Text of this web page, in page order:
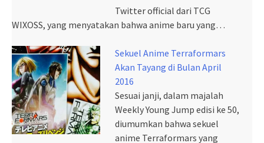
Twitter official dari TCG
WIXOSS, yang menyatakan bahwa anime baru yang…
Sekuel Anime Terraformars
Akan Tayang di Bulan April
2016
Sesuai janji, dalam majalah
Weekly Young Jump edisi ke 50,
diumumkan bahwa sekuel
anime Terraformars yang